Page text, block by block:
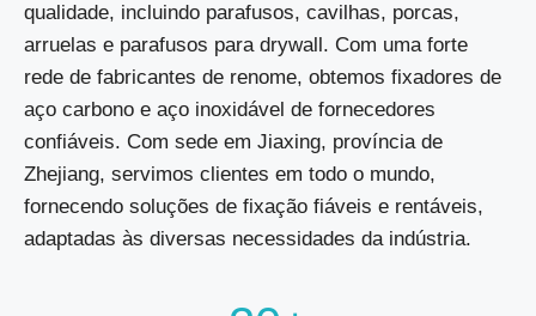
qualidade, incluindo parafusos, cavilhas, porcas,
arruelas e parafusos para drywall. Com uma forte
rede de fabricantes de renome, obtemos fixadores de
aço carbono e aço inoxidável de fornecedores
confiáveis. Com sede em Jiaxing, província de
Zhejiang, servimos clientes em todo o mundo,
fornecendo soluções de fixação fiáveis e rentáveis,
adaptadas às diversas necessidades da indústria.